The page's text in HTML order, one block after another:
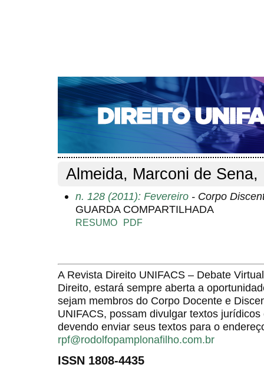
CAPA SOBRE ACESSO CADASTRO
NOTÍCIAS
EDIÇÕES DE Nº 1 A 100 WEBMAIL
Capa>Pesquisa> Perfil do autor
Perfil do autor
Almeida, Marconi de Sena,
n. 128 (2011): Fevereiro - Corpo
GUARDA COMPARTILHADA
RESUMO PDF
A Revista Direito UNIFACS – Debate
Direito, estará sempre aberta a
sejam membros do Corpo Docente e
UNIFACS, possam divulgar textos
devendo enviar seus textos para o
rpf@rodolfopamplonafilho.com.br
ISSN 1808-4435